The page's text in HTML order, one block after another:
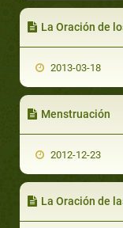
La Oración de
2013-03-18
Menstruación
2012-12-23
La Oración de